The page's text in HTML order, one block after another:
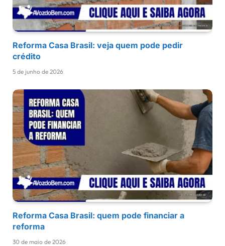
Reforma Casa Brasil: veja quem pode pedir
crédito
5 de junho de 2026
Reforma Casa Brasil: quem pode financiar a
reforma
30 de maio de 2026